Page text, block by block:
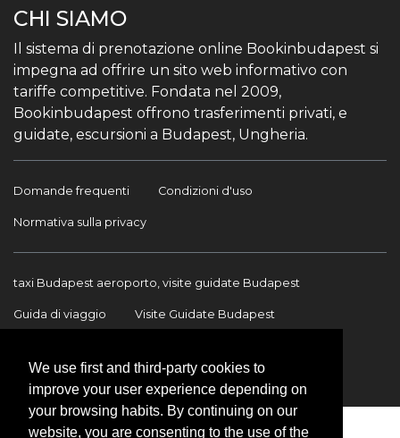
We use first and third-party cookies to
improve your user experience depending on
your browsing habits. By continuing on our
website, you are consenting to the use of the
CHI SIAMO
Il sistema di prenotazione online Bookinbudapest si
impegna ad offrire un sito web informativo con
tariffe competitive. Fondata nel 2009,
Bookinbudapest offrono trasferimenti privati, e
guidate, escursioni a Budapest, Ungheria.
Domande frequenti Condizioni d'uso
Normativa sulla privacy
taxi Budapest aeroporto, visite guidate Budapest
Guida di viaggio Visite Guidate Budapest
Contatto